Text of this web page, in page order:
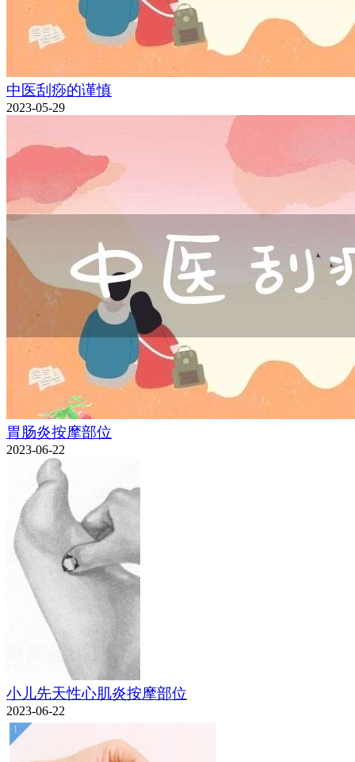
中医刮痧的谨慎
2023-05-29
胃肠炎按摩部位
2023-06-22
小儿先天性心肌炎按摩部位
2023-06-22